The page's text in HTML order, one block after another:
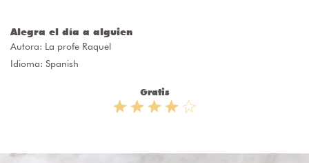
Alegra el día a alguien
Autora: La profe Raquel
Idioma: Spanish
Gratis